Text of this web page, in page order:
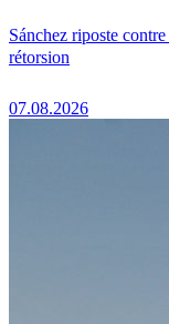
Sánchez riposte
rétorsion
07.08.2026